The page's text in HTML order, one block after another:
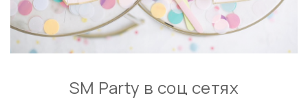
SM Party в соц сетях